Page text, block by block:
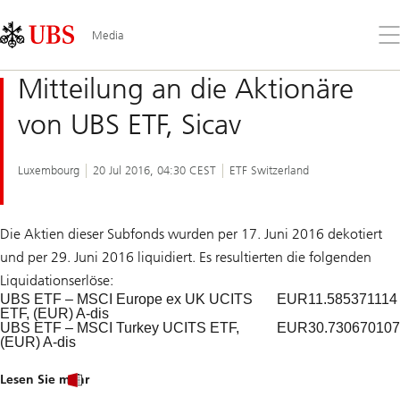
Links
Area
Media
the
Mitteilung an die Aktionäre
von UBS ETF, Sicav
Luxembourg 20 Jul 2016, 04:30 CEST ETF Switzerland
Die Aktien dieser Subfonds wurden per 17. Juni 2016 dekotiert
und per 29. Juni 2016 liquidiert. Es resultierten die folgenden
Liquidationserlöse:
UBS ETF – MSCI Europe ex UK UCITS
ETF, (EUR) A-dis
EUR11.585371114
UBS ETF – MSCI Turkey UCITS ETF,
(EUR) A-dis
EUR30.730670107
Lesen Sie mehr